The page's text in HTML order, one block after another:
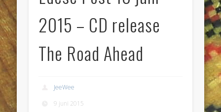
2015 – CD release
The Road Ahead
JeeWee
9 juni 2015